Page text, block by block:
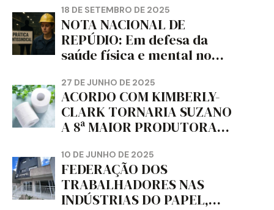
18 DE SETEMBRO DE 2025
NOTA NACIONAL DE
REPÚDIO: Em defesa da
saúde física e mental no
da dignidade sindical.
27 DE JUNHO DE 2025
ACORDO COM KIMBERLY-
CLARK TORNARIA SUZANO
A 8ª MAIOR PRODUTORA
MUNDO, DIZ FITCH
10 DE JUNHO DE 2025
FEDERAÇÃO DOS
TRABALHADORES NAS
INDÚSTRIAS DO PAPEL,